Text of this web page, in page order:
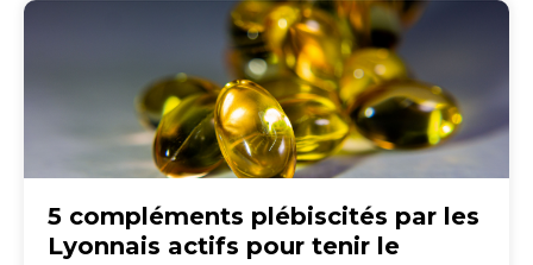
5 compléments plébiscités par les
Lyonnais actifs pour tenir le